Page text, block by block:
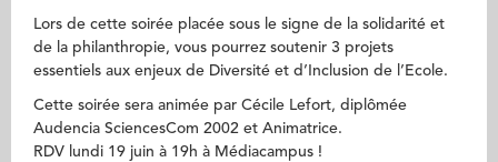
Lors de cette soirée placée sous le signe de la solidarité et
de la philanthropie, vous pourrez soutenir 3 projets
essentiels aux enjeux de Diversité et d’Inclusion de l’Ecole.
Cette soirée sera animée par Cécile Lefort, diplômée
Audencia SciencesCom 2002 et Animatrice.
RDV lundi 19 juin à 19h à Médiacampus !